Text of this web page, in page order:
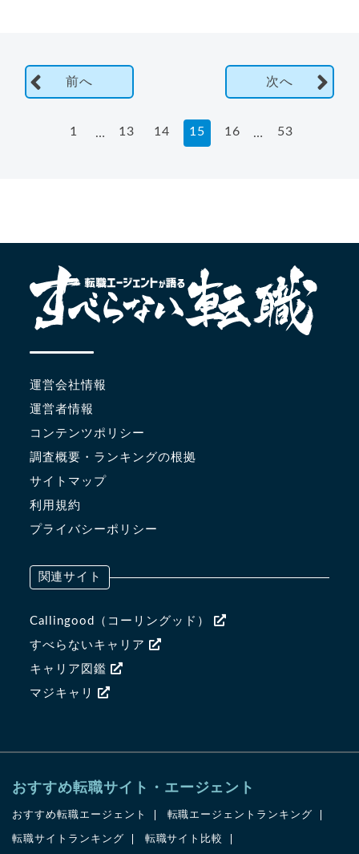
前へ 次へ
1 … 13 14 15 16 … 53
運営会社情報
運営者情報
コンテンツポリシー
調査概要・ランキングの根拠
サイトマップ
利用規約
プライバシーポリシー
関連サイト
Callingood（コーリングッド）
すべらないキャリア
キャリア図鑑
マジキャリ
おすすめ転職サイト・エージェント
おすすめ転職エージェント 転職エージェントランキング
転職サイトランキング 転職サイト比較